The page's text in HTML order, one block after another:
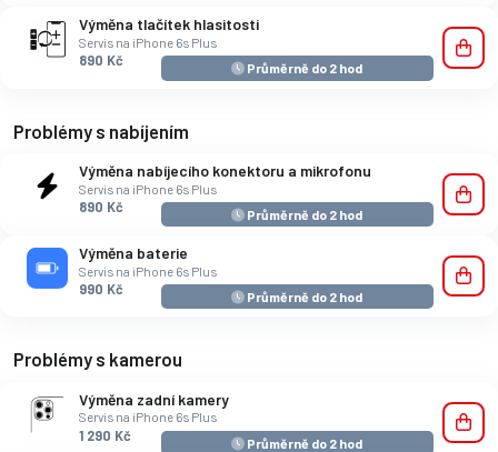
Výměna tlačítek hlasitosti
Servis na iPhone 6s Plus
890 Kč
Průměrně do 2 hod
Problémy s nabíjením
Výměna nabíjecího konektoru a mikrofonu
Servis na iPhone 6s Plus
890 Kč
Průměrně do 2 hod
Výměna baterie
Servis na iPhone 6s Plus
990 Kč
Průměrně do 2 hod
Problémy s kamerou
Výměna zadní kamery
Servis na iPhone 6s Plus
1 290 Kč
Průměrně do 2 hod